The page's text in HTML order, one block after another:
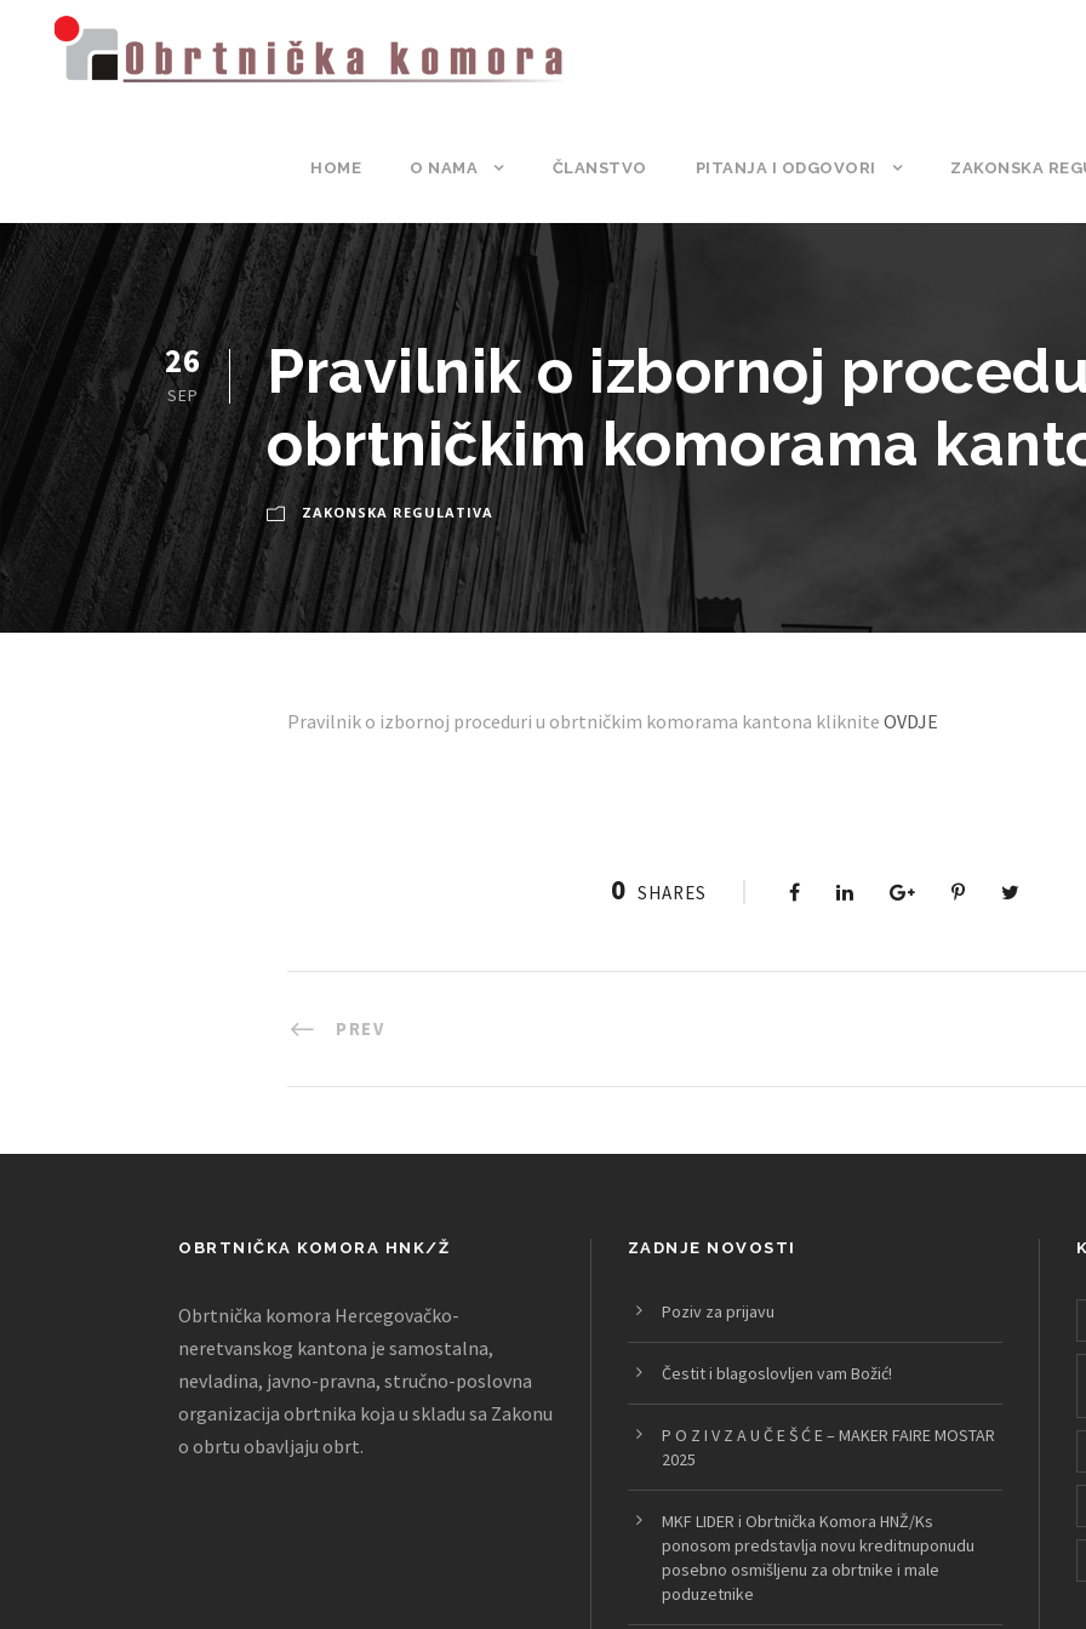
HOME O NAMA ČLANSTVO PITANJA I ODGOVORI ZAKONSKA
26
SEP
Pravilnik o izbornoj
obrtničkim komorama
ZAKONSKA REGULATIVA
Pravilnik o izbornoj proceduri u obrtničkim komorama kantona kliknite OVDJE
0 SHARES
PREV
OBRTNIČKA KOMORA HNK/Ž
Obrtnička komora Hercegovačko-
neretvanskog kantona je samostalna,
nevladina, javno-pravna, stručno-poslovna
organizacija obrtnika koja u skladu sa Zakonu
o obrtu obavljaju obrt.
ZADNJE NOVOSTI
Poziv za prijavu
Čestit i blagoslovljen vam Božić!
P O Z I V Z A U Č E Š Ć E – MAKER FAIRE MOSTAR
2025
MKF LIDER i Obrtnička Komora HNŽ/Ks
ponosom predstavlja novu kreditnuponudu
posebno osmišljenu za obrtnike i male
poduzetnike